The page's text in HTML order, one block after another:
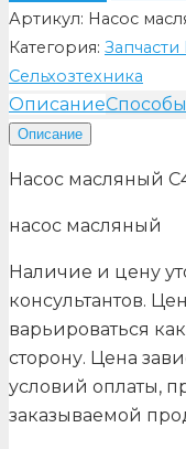
Артикул: Насос
Категория:
Сельхозтехника
Описание
Описание
Насос масляный
насос масляный
Наличие и цену
консультантов.
варьироваться
сторону. Цена
условий оплаты,
заказываемой